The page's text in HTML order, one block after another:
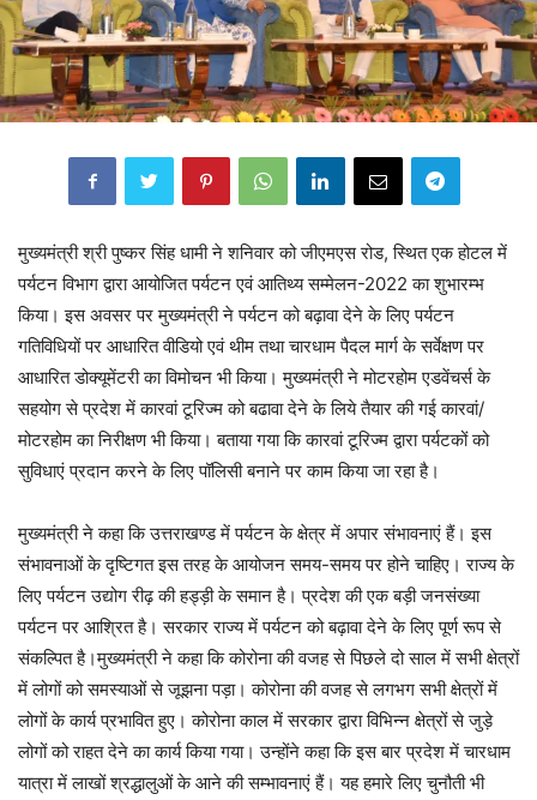
मुख्यमंत्री श्री पुष्कर सिंह धामी ने शनिवार को जीएमएस रोड, स्थित एक होटल में
पर्यटन विभाग द्वारा आयोजित पर्यटन एवं आतिथ्य सम्मेलन-2022 का शुभारम्भ
किया। इस अवसर पर मुख्यमंत्री ने पर्यटन को बढ़ावा देने के लिए पर्यटन
गतिविधियों पर आधारित वीडियो एवं थीम तथा चारधाम पैदल मार्ग के सर्वेक्षण पर
आधारित डोक्यूमेंटरी का विमोचन भी किया। मुख्यमंत्री ने मोटरहोम एडवेंचर्स के
सहयोग से प्रदेश में कारवां टूरिज्म को बढावा देने के लिये तैयार की गई कारवां/
मोटरहोम का निरीक्षण भी किया। बताया गया कि कारवां टूरिज्म द्वारा पर्यटकों को
सुविधाएं प्रदान करने के लिए पॉलिसी बनाने पर काम किया जा रहा है।
मुख्यमंत्री ने कहा कि उत्तराखण्ड में पर्यटन के क्षेत्र में अपार संभावनाएं हैं। इस
संभावनाओं के दृष्टिगत इस तरह के आयोजन समय-समय पर होने चाहिए। राज्य के
लिए पर्यटन उद्योग रीढ़ की हड्ड़ी के समान है। प्रदेश की एक बड़ी जनसंख्या
पर्यटन पर आश्रित है। सरकार राज्य में पर्यटन को बढ़ावा देने के लिए पूर्ण रूप से
संकल्पित है।मुख्यमंत्री ने कहा कि कोरोना की वजह से पिछले दो साल में सभी क्षेत्रों
में लोगों को समस्याओं से जूझना पड़ा। कोरोना की वजह से लगभग सभी क्षेत्रों में
लोगों के कार्य प्रभावित हुए। कोरोना काल में सरकार द्वारा विभिन्न क्षेत्रों से जुड़े
लोगों को राहत देने का कार्य किया गया। उन्होंने कहा कि इस बार प्रदेश में चारधाम
यात्रा में लाखों श्रद्धालुओं के आने की सम्भावनाएं हैं। यह हमारे लिए चुनौती भी